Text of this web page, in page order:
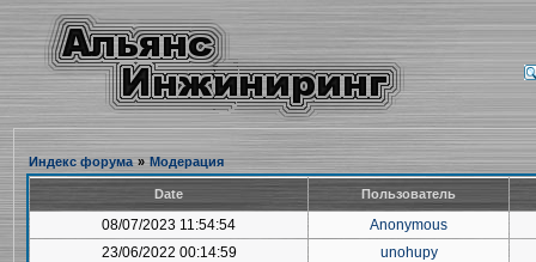
Индекс форума » Модерация
Date Пользователь
08/07/2023 11:54:54
Anonymous
23/06/2022 00:14:59
unohupy